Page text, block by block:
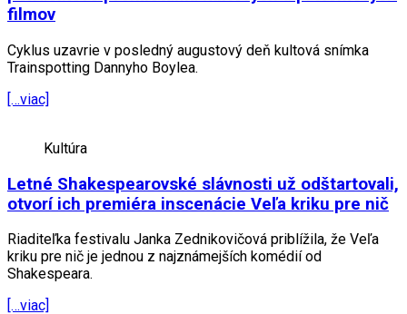
filmov
Cyklus uzavrie v posledný augustový deň kultová snímka
Trainspotting Dannyho Boylea.
[…viac]
Kultúra
Letné Shakespearovské slávnosti už odštartovali,
otvorí ich premiéra inscenácie Veľa kriku pre nič
Riaditeľka festivalu Janka Zednikovičová priblížila, že Veľa
kriku pre nič je jednou z najznámejších komédií od
Shakespeara.
[…viac]